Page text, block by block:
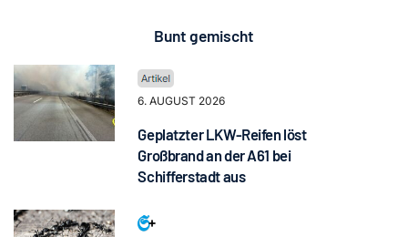
Bunt gemischt
6. AUGUST 2026
Geplatzter LKW-Reifen löst
Großbrand an der A61 bei
Schifferstadt aus